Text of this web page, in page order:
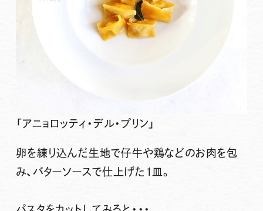
「アニョロッティ・デル・プリン」
卵を練り込んだ生地で仔牛や鶏などのお肉を包
み、バターソースで仕上げた1皿。